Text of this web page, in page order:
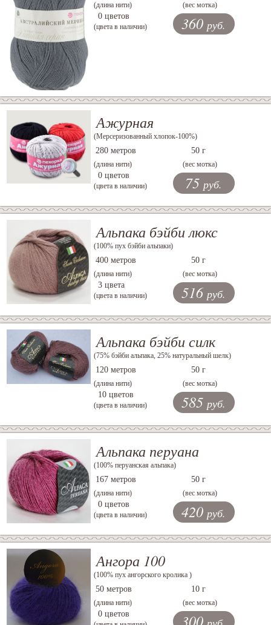
(длина нити) (вес мотка)
0 цветов
(цвета в наличии) 360 руб.
Ажурная
(Мерсеризованный хлопок-100%)
280 метров
(длина нити)
50 г
(вес мотка)
0 цветов
(цвета в наличии) 75 руб.
Альпака бэйби люкс
(100% пух бэйби альпаки)
400 метров
(длина нити)
50 г
(вес мотка)
3 цвета
(цвета в наличии) 516 руб.
Альпака бэйби силк
(75% бэйби альпака, 25% натуральный шелк)
120 метров
(длина нити)
50 г
(вес мотка)
10 цветов
(цвета в наличии) 585 руб.
Альпака перуана
(100% перуанская альпака)
167 метров
(длина нити)
50 г
(вес мотка)
0 цветов
(цвета в наличии) 420 руб.
Ангора 100
(100% пух ангорского кролика )
50 метров
(длина нити)
10 г
(вес мотка)
0 цветов 300